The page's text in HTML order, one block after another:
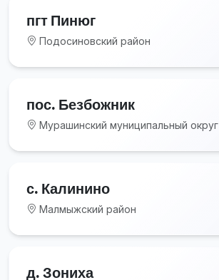
пгт Пинюг
Подосиновский район
пос. Безбожник
Мурашинский муниципальный округ
с. Калинино
Малмыжский район
д. Зониха